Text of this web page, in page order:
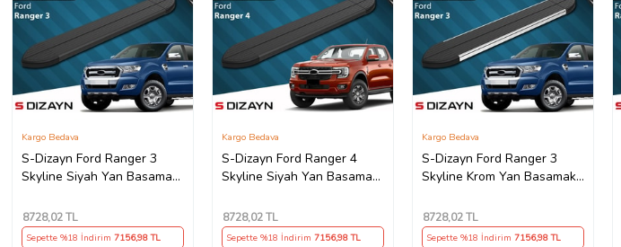
S-Dizayn Ford Ranger 3
Skyline Siyah Yan Basamak
Kalite
Kargo Bedava
8728,02 TL
Sepette %18 İndirim 7156,98 TL
S-Dizayn Ford Ranger 4
Skyline Siyah Yan Basamak
Kalite
Kargo Bedava
8728,02 TL
Sepette %18 İndirim 7156,98 TL
S-Dizayn Ford Ranger 3
Skyline Krom Yan Basamak
Kalite
Kargo Bedava
8728,02 TL
Sepette %18 İndirim 7156,98 TL